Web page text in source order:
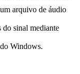
arquivo de áudio
do sinal mediante
Windows.